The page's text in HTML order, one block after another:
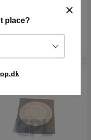
place?
I lager